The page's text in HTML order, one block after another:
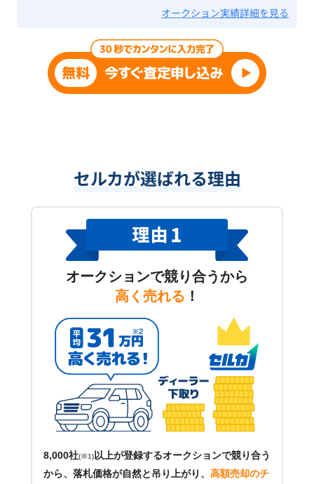
オークション実績詳細を見る
セルカが選ばれる理由
オークションで競り合うから
高く売れる ！
8,000社(※1) 以上が登録するオークションで競り合う
から、落札価格が自然と吊り上がり、 高額売却のチ